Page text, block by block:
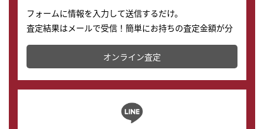
フォームに情報を入力して送信するだけ。
査定結果はメールで受信！簡単にお持ちの査定金額が分
かります。
オンライン査定